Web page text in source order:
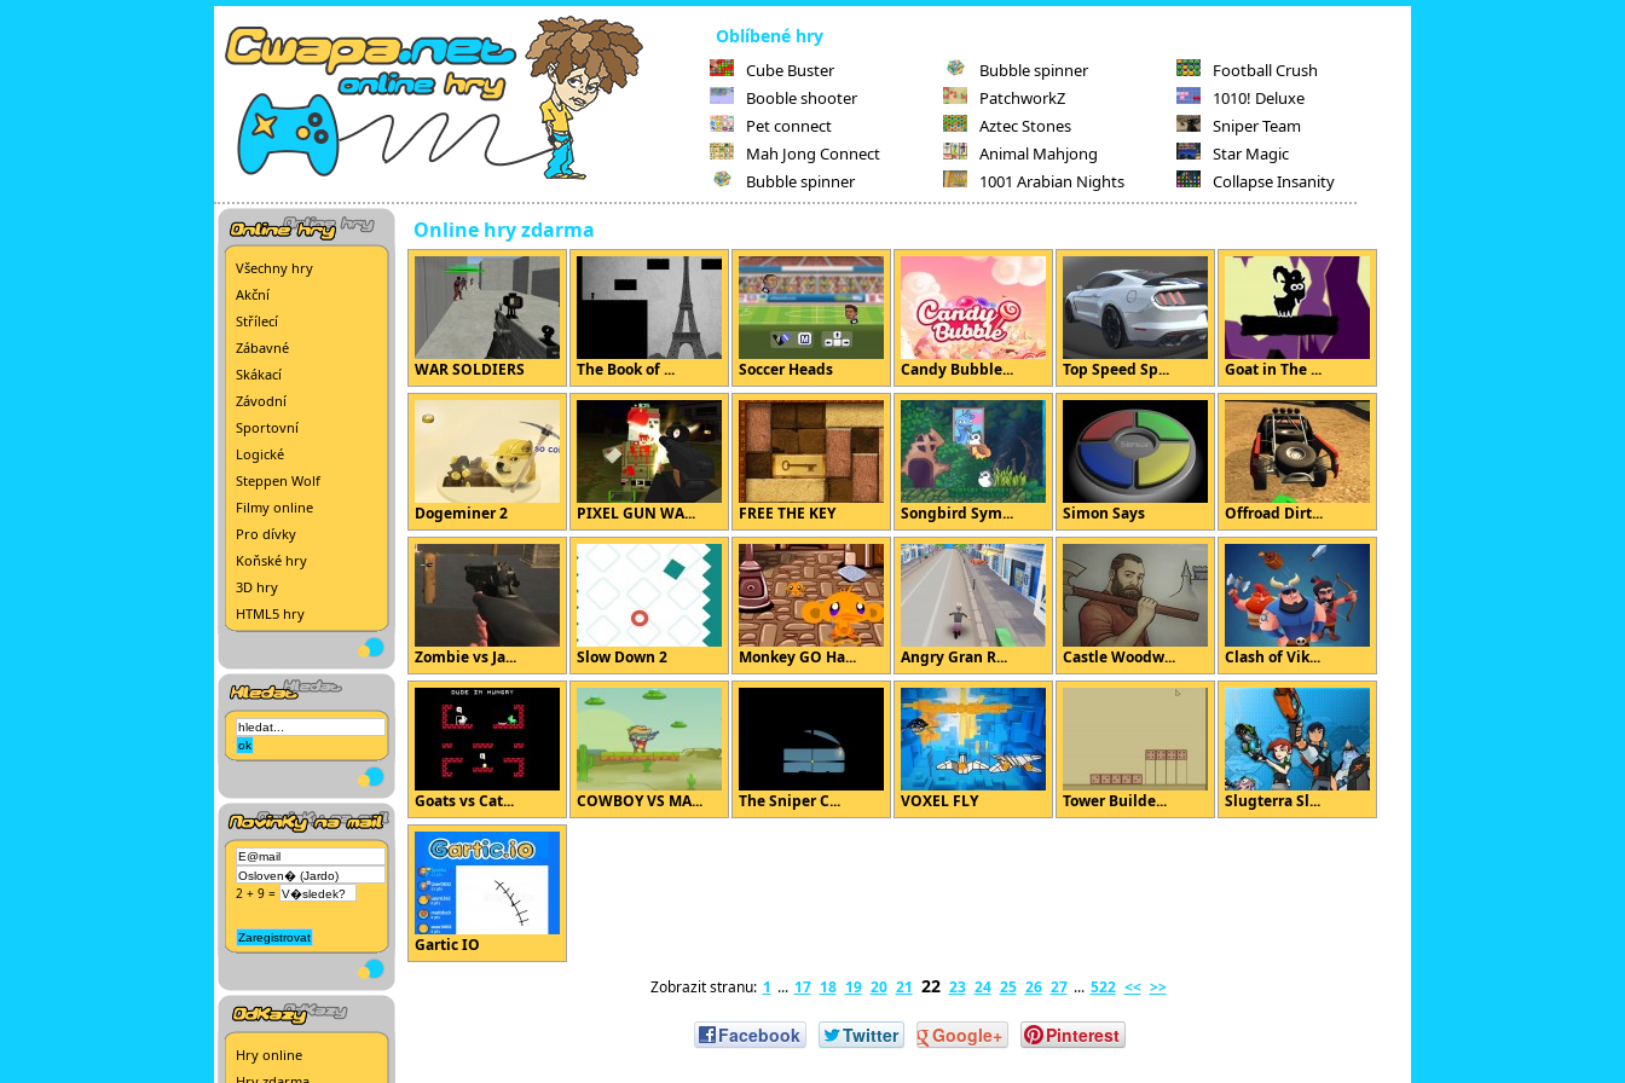
Oblíbené hry
Cube Buster
Booble shooter
Pet connect
Mah Jong Connect
Bubble spinner
Bubble spinner
PatchworkZ
Aztec Stones
Animal Mahjong
1001 Arabian Nights
Football Crush
1010! Deluxe
Sniper Team
Star Magic
Collapse Insanity
Všechny hry
Akční
Střílecí
Zábavné
Skákací
Závodní
Sportovní
Logické
Steppen Wolf
Filmy online
Pro dívky
Koňské hry
3D hry
HTML5 hry
2 + 9 =
Hry online
Online hry zdarma
WAR SOLDIERS The Book of ... Soccer Heads Candy Bubble... Top Speed Sp... Goat in The ...
Dogeminer 2 PIXEL GUN WA... FREE THE KEY Songbird Sym... Simon Says Offroad Dirt...
Zombie vs Ja... Slow Down 2 Monkey GO Ha... Angry Gran R... Castle Woodw... Clash of Vik...
Goats vs Cat... COWBOY VS MA... The Sniper C... VOXEL FLY Tower Builde... Slugterra Sl...
Gartic IO
Zobrazit stranu: 1 ... 17 18 19 20 21 22 23 24 25 26 27 ... 522 << >>
Facebook Twitter Google+ Pinterest